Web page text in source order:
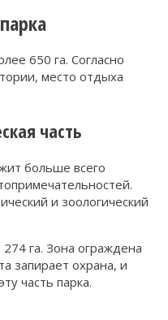
650 га. Согласно
место отдыха
часть
больше всего
и зоологический
га. Зона ограждена
запирает охрана, и
часть парка.